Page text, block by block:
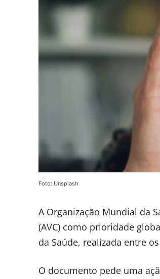
Foto: Unsplash
A Organização Mundial da
(AVC) como prioridade
da Saúde, realizada entre
O documento pede uma